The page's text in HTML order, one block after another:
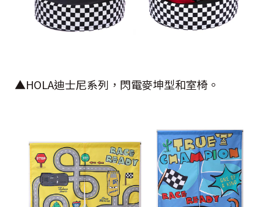
▲HOLA迪士尼系列，閃電麥坤型和室椅。